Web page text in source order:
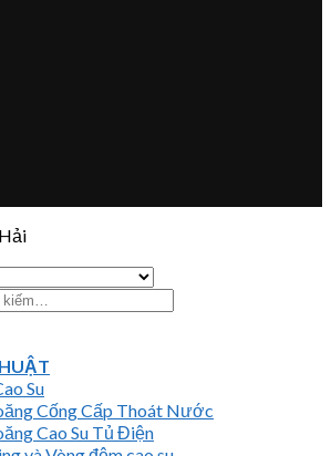
Su
Cống Cấp Thoát Nước
Cao Su Tủ Điện